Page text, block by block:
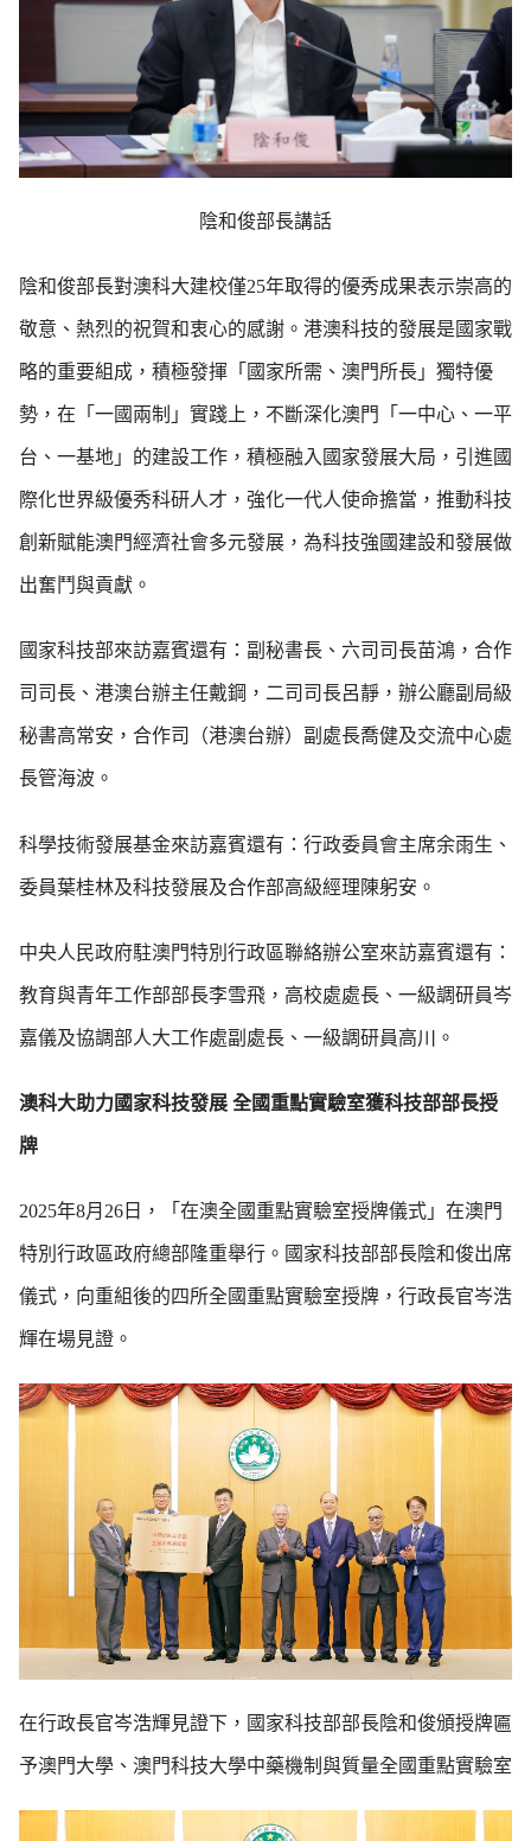
陰和俊部長講話
陰和俊部長對澳科大建校僅25年取得的優秀成果表示崇高的
敬意、熱烈的祝賀和衷心的感謝。港澳科技的發展是國家戰
略的重要組成，積極發揮「國家所需、澳門所長」獨特優
勢，在「一國兩制」實踐上，不斷深化澳門「一中心、一平
台、一基地」的建設工作，積極融入國家發展大局，引進國
際化世界級優秀科研人才，強化一代人使命擔當，推動科技
創新賦能澳門經濟社會多元發展，為科技強國建設和發展做
出奮鬥與貢獻。
國家科技部來訪嘉賓還有：副秘書長、六司司長苗鴻，合作
司司長、港澳台辦主任戴鋼，二司司長呂靜，辦公廳副局級
秘書高常安，合作司（港澳台辦）副處長喬健及交流中心處
長管海波。
科學技術發展基金來訪嘉賓還有：行政委員會主席余雨生、
委員葉桂林及科技發展及合作部高級經理陳躬安。
中央人民政府駐澳門特別行政區聯絡辦公室來訪嘉賓還有：
教育與青年工作部部長李雪飛，高校處處長、一級調研員岑
嘉儀及協調部人大工作處副處長、一級調研員高川。
澳科大助力國家科技發展 全國重點實驗室獲科技部部長授
牌
2025年8月26日，「在澳全國重點實驗室授牌儀式」在澳門
特別行政區政府總部隆重舉行。國家科技部部長陰和俊出席
儀式，向重組後的四所全國重點實驗室授牌，行政長官岑浩
輝在場見證。
在行政長官岑浩輝見證下，國家科技部部長陰和俊頒授牌匾
予澳門大學、澳門科技大學中藥機制與質量全國重點實驗室